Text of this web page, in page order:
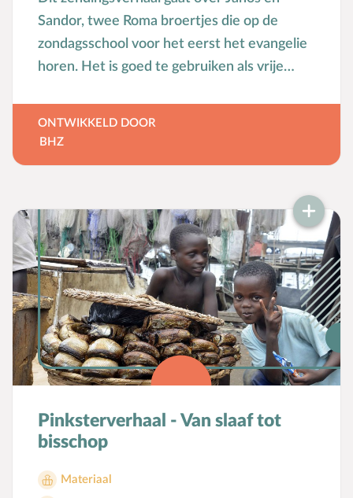
Sandor, twee Roma broertjes die op de
zondagsschool voor het eerst het evangelie
horen. Het is goed te gebruiken als vrije
ONTWIKKELD DOOR
BHZ
Pinksterverhaal - Van slaaf tot
bisschop
Materiaal